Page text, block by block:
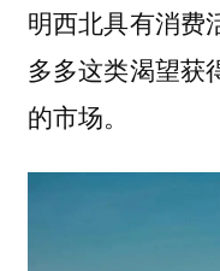
明西北具有消费
多多这类渴望获
的市场。